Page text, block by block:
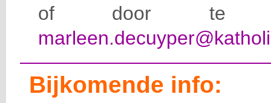
of door te e-
Bijkomende info: